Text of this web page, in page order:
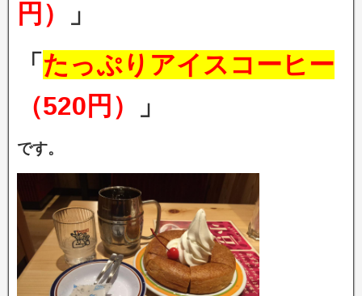
円）
」
「 たっぷりアイスコーヒー
（520円）
」
です。